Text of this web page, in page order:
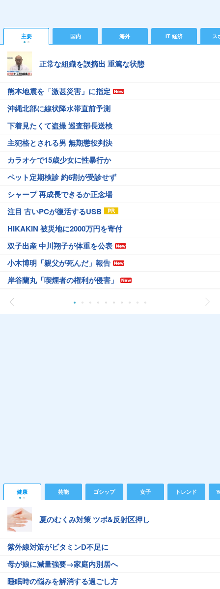
主要 国内 海外 IT 経済 ス
正常な組織を誤摘出 重篤な状態
熊本地震を「激甚災害」に指定
沖縄北部に線状降水帯直前予測
下着見たくて盗撮 巡査部長送検
主犯格とされる男 無期懲役判決
カラオケで15歳少女に性暴行か
ペット定期検診 約6割が受診せず
シャープ 再成長できるか正念場
注目 古いPCが復活するUSB
HIKAKIN 被災地に2000万円を寄付
双子出産 中川翔子が体重を公表
小木博明「親父が死んだ」報告
岸谷蘭丸「喫煙者の権利が侵害」
健康 芸能 ゴシップ 女子 トレンド
夏のむくみ対策 ツボ&反射区押し
紫外線対策がビタミンD不足に
母が娘に減量強要→家庭内別居へ
睡眠時の悩みを解消する過ごし方